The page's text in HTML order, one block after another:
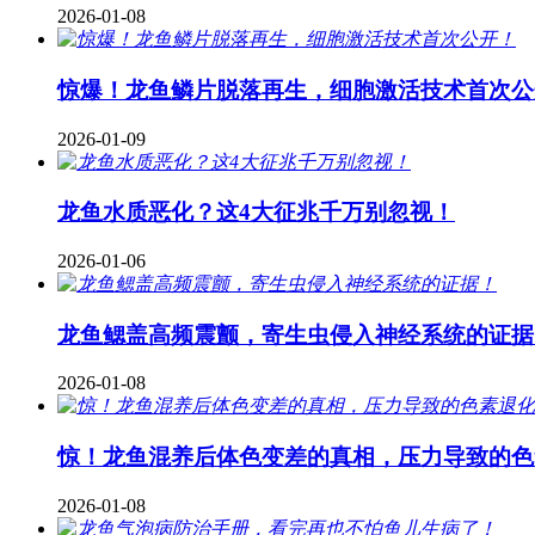
2026-01-08
惊爆！龙鱼鳞片脱落再生，细胞激活技术首次公
2026-01-09
龙鱼水质恶化？这4大征兆千万别忽视！
2026-01-06
龙鱼鳃盖高频震颤，寄生虫侵入神经系统的证据
2026-01-08
惊！龙鱼混养后体色变差的真相，压力导致的色
2026-01-08